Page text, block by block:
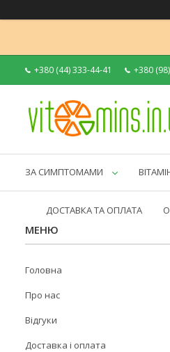
+380 (44) 333-44-41 +380
ЗА СИМПТОМАМИ
ДОСТАВКА ТА ОПЛАТА
Головна
Про нас
Відгуки
Доставка і оплата